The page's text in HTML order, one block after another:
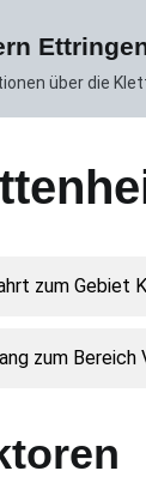
über die
zum Gebiet
zum